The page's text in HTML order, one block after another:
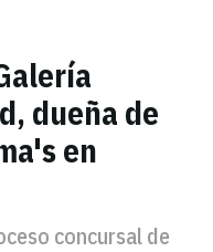
dueña de
en
concursal de